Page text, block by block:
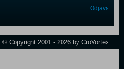
Odjava
Copyright 2001 - 2026 by CroVortex.